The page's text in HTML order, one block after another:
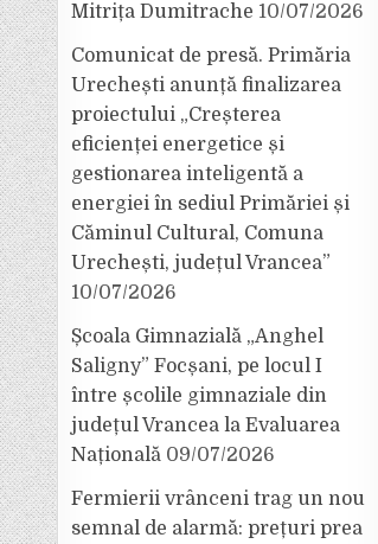
Mitrița Dumitrache 10/07/2026
Comunicat de presă. Primăria
Urechești anunță finalizarea
proiectului „Creșterea
eficienței energetice și
gestionarea inteligentă a
energiei în sediul Primăriei și
Căminul Cultural, Comuna
Urechești, județul Vrancea”
10/07/2026
Școala Gimnazială „Anghel
Saligny” Focșani, pe locul I
între școlile gimnaziale din
județul Vrancea la Evaluarea
Națională 09/07/2026
Fermierii vrânceni trag un nou
semnal de alarmă: prețuri prea